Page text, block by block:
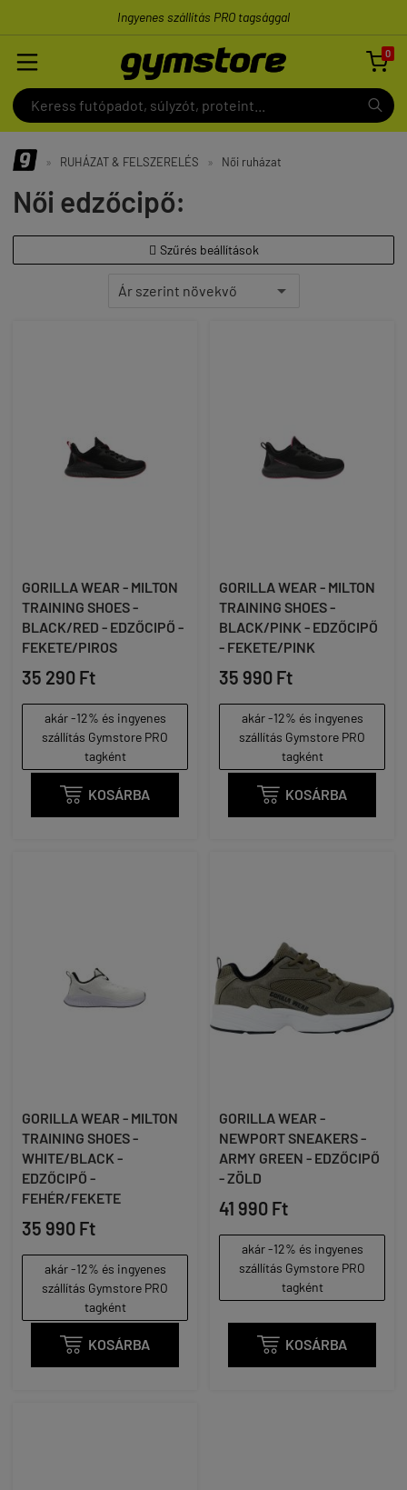
Ingyenes szállítás PRO tagsággal
0

» RUHÁZAT & FELSZERELÉS » Női ruházat
Női edzőcipő:
 Szűrés beállítások
GORILLA WEAR - MILTON
TRAINING SHOES -
BLACK/RED - EDZŐCIPŐ -
FEKETE/PIROS
35 290 Ft
akár -12% és ingyenes
szállítás Gymstore PRO
tagként
 KOSÁRBA
GORILLA WEAR - MILTON
TRAINING SHOES -
BLACK/PINK - EDZŐCIPŐ
- FEKETE/PINK
35 990 Ft
akár -12% és ingyenes
szállítás Gymstore PRO
tagként
 KOSÁRBA
GORILLA WEAR - MILTON
TRAINING SHOES -
WHITE/BLACK -
EDZŐCIPŐ -
FEHÉR/FEKETE
35 990 Ft
akár -12% és ingyenes
szállítás Gymstore PRO
tagként
 KOSÁRBA
GORILLA WEAR -
NEWPORT SNEAKERS -
ARMY GREEN - EDZŐCIPŐ
- ZÖLD
41 990 Ft
akár -12% és ingyenes
szállítás Gymstore PRO
tagként
 KOSÁRBA